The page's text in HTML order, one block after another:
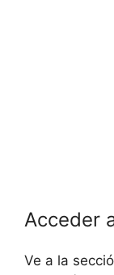
Acceder
Ve a la